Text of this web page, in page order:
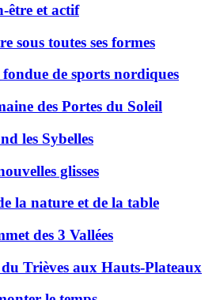
être et actif
sous toutes ses formes
de sports nordiques
des Portes du Soleil
les Sybelles
glisses
la nature et de la table
des 3 Vallées
Trièves aux Hauts-Plateaux